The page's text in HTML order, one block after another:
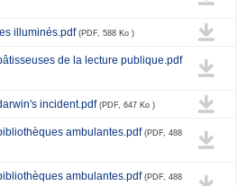
illuminés.pdf (PDF, 588 Ko )
de la lecture publique.pdf
incident.pdf (PDF, 647 Ko )
ambulantes.pdf (PDF, 488
ambulantes.pdf (PDF, 488